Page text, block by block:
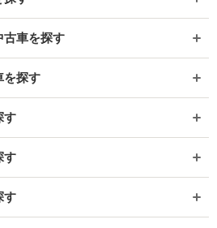
古車を探す
を探す
す
す
す